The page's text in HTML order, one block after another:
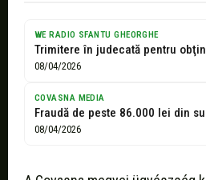
WE RADIO SFANTU GHEORGHE
08/04/2026
COVASNA MEDIA
08/04/2026